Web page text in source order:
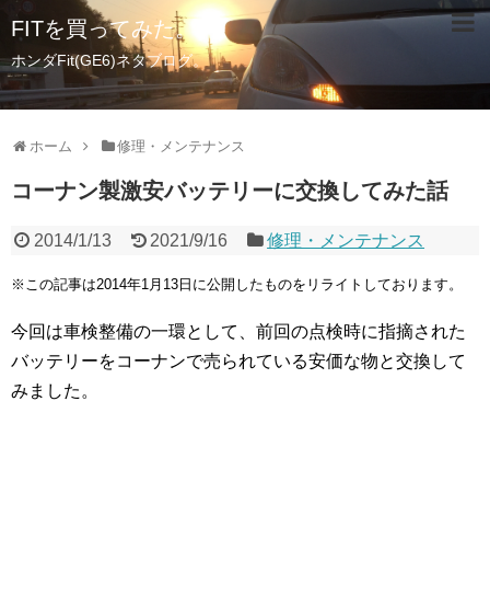
FITを買ってみた。
ホンダFit(GE6)ネタブログ。
ホーム 修理・メンテナンス
コーナン製激安バッテリーに交換してみた話
2014/1/13 2021/9/16 修理・メンテナンス
※この記事は2014年1月13日に公開したものをリライトしております。
今回は車検整備の一環として、前回の点検時に指摘された
バッテリーをコーナンで売られている安価な物と交換して
みました。